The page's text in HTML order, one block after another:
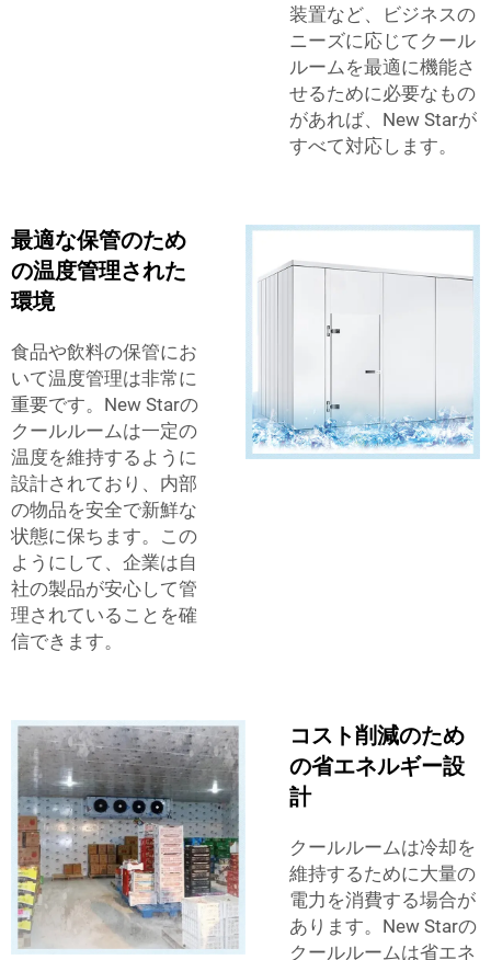
装置など、ビジネスの
ニーズに応じてクール
ルームを最適に機能さ
せるために必要なもの
があれば、New Starが
すべて対応します。
最適な保管のため
の温度管理された
環境
食品や飲料の保管にお
いて温度管理は非常に
重要です。New Starの
クールルームは一定の
温度を維持するように
設計されており、内部
の物品を安全で新鮮な
状態に保ちます。この
ようにして、企業は自
社の製品が安心して管
理されていることを確
信できます。
コスト削減のため
の省エネルギー設
計
クールルームは冷却を
維持するために大量の
電力を消費する場合が
あります。New Starの
クールルームは省エネ